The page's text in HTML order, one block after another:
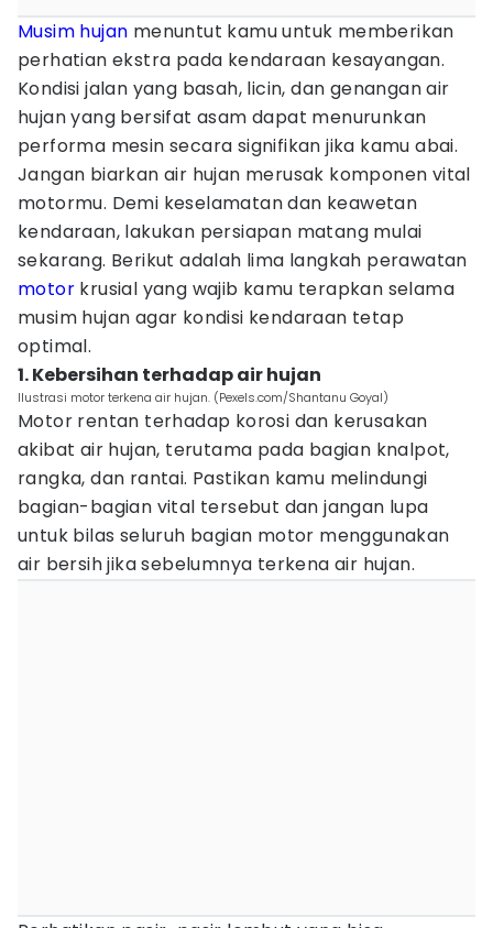
Musim hujan menuntut kamu untuk memberikan
perhatian ekstra pada kendaraan kesayangan.
Kondisi jalan yang basah, licin, dan genangan air
hujan yang bersifat asam dapat menurunkan
performa mesin secara signifikan jika kamu abai.
Jangan biarkan air hujan merusak komponen vital
motormu. Demi keselamatan dan keawetan
kendaraan, lakukan persiapan matang mulai
sekarang. Berikut adalah lima langkah perawatan
motor krusial yang wajib kamu terapkan selama
musim hujan agar kondisi kendaraan tetap
optimal.
1. Kebersihan terhadap air hujan
Ilustrasi motor terkena air hujan. (Pexels.com/Shantanu Goyal)
Motor rentan terhadap korosi dan kerusakan
akibat air hujan, terutama pada bagian knalpot,
rangka, dan rantai. Pastikan kamu melindungi
bagian-bagian vital tersebut dan jangan lupa
untuk bilas seluruh bagian motor menggunakan
air bersih jika sebelumnya terkena air hujan.